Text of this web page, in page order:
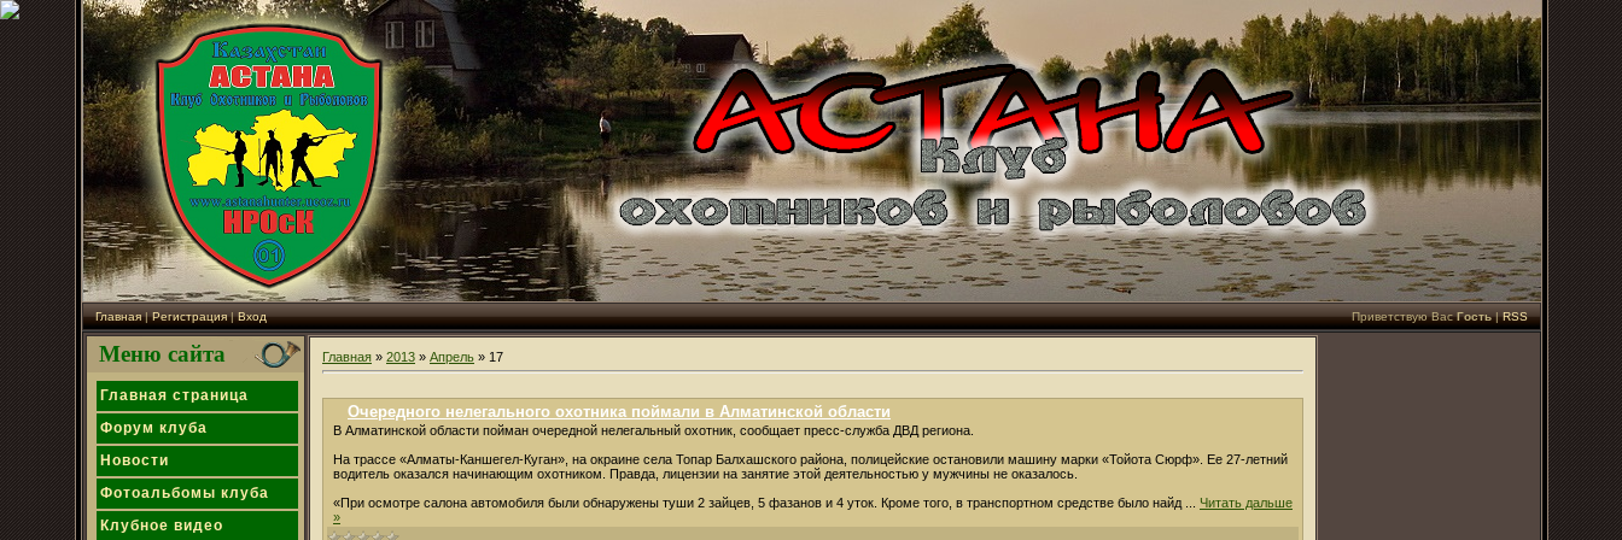
Главная|Регистрация|Вход Приветствую Вас Гость|RSS
Меню сайта
Главная страница
Форум клуба
Новости
Фотоальбомы клуба
Клубное видео
Главная » 2013 » Апрель » 17
Очередного нелегального охотника поймали в Алматинской области
В Алматинской области пойман очередной нелегальный охотник, сообщает пресс-служба ДВД региона.
На трассе «Алматы-Каншегел-Куган», на окраине села Топар Балхашского района, полицейские остановили машину марки «Тойота Сюрф». Ее 27-летний
водитель оказался начинающим охотником. Правда, лицензии на занятие этой деятельностью у мужчины не оказалось.
«При осмотре салона автомобиля были обнаружены туши 2 зайцев, 5 фазанов и 4 уток. Кроме того, в транспортном средстве было найд
Читать дальше
»